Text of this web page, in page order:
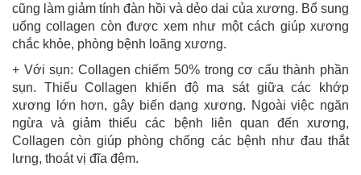
cũng làm giảm tính đàn hồi và dẻo dai của xương. Bổ sung
uống collagen còn được xem như một cách giúp xương
chắc khỏe, phòng bệnh loãng xương.
+ Với sụn: Collagen chiếm 50% trong cơ cấu thành phần
sụn. Thiếu Collagen khiến độ ma sát giữa các khớp
xương lớn hơn, gây biến dạng xương. Ngoài việc ngăn
ngừa và giảm thiểu các bệnh liên quan đến xương,
Collagen còn giúp phòng chống các bệnh như đau thắt
lưng, thoát vị đĩa đệm.